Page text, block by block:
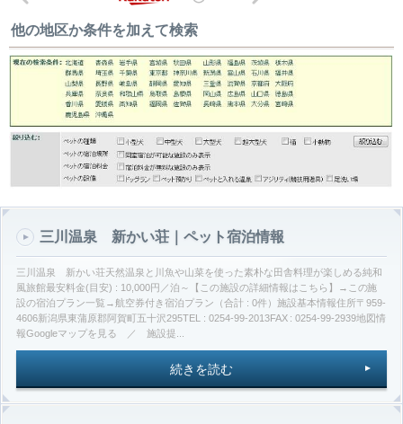
他の地区か条件を加えて検索
三川温泉 新かい荘｜ペット宿泊情報
三川温泉 新かい荘天然温泉と川魚や山菜を使った素朴な田舎料理が楽しめる純和
風旅館最安料金(目安) : 10,000円／泊～【この施設の詳細情報はこちら】→この施
設の宿泊プラン一覧→航空券付き宿泊プラン（合計 : 0件）施設基本情報住所〒959-
4606新潟県東蒲原郡阿賀町五十沢295TEL : 0254-99-2013FAX : 0254-99-2939地図情
報Googleマップを見る ／ 施設提...
続きを読む